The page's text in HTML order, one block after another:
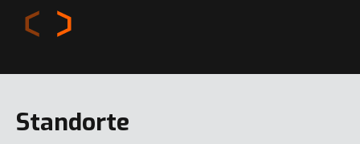
Standorte